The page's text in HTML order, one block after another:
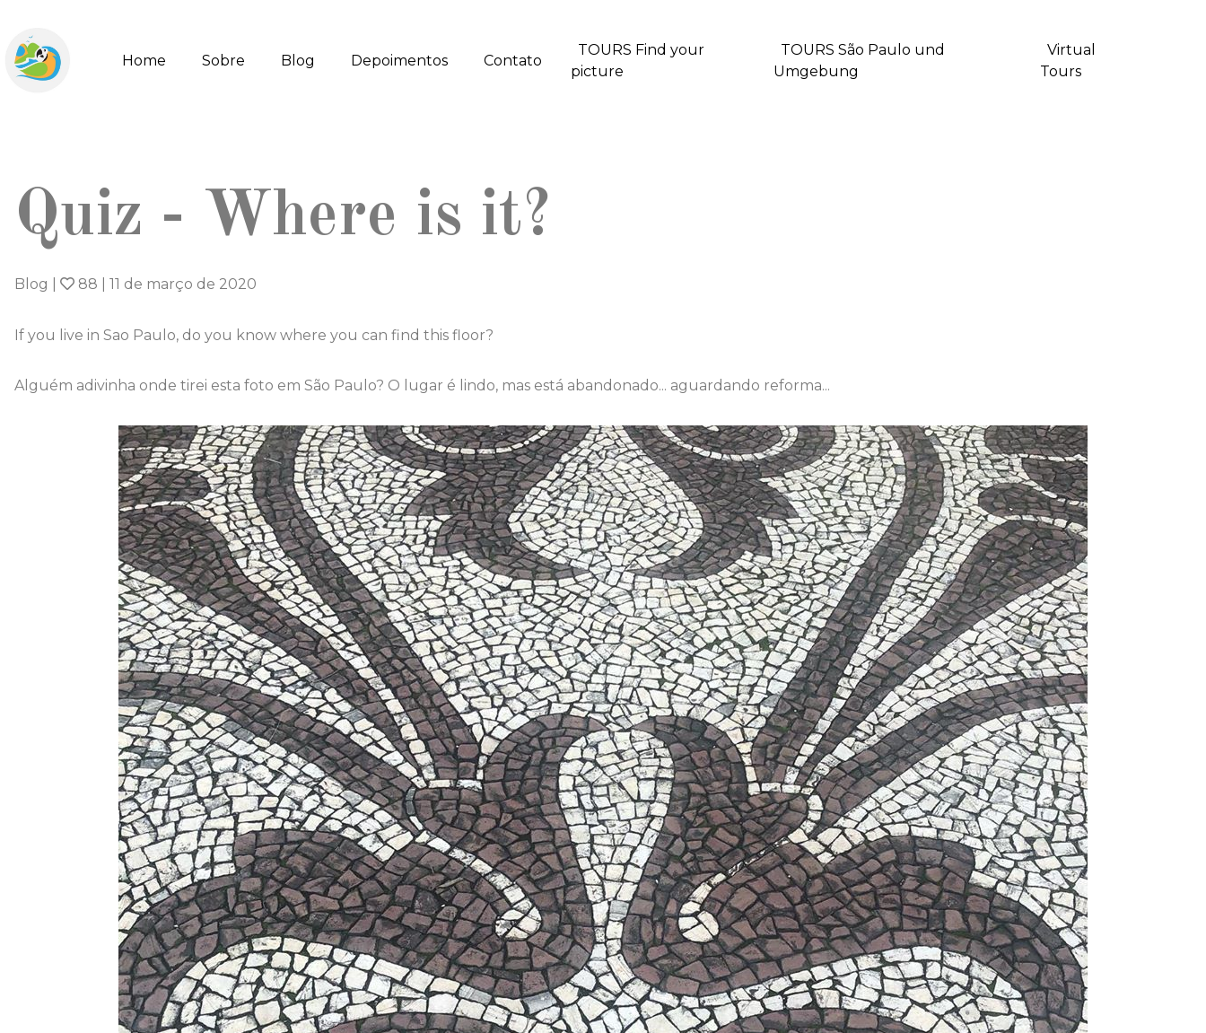
Home Sobre Blog Depoimentos Contato
TOURS Find your
picture
TOURS São Paulo und
Umgebung
Virtual
Tours
Quiz - Where is it?
Blog 88 11 de março de 2020
If you live in Sao Paulo, do you know where you can find this floor?
Alguém adivinha onde tirei esta foto em São Paulo? O lugar é lindo, mas está abandonado... aguardando reforma...